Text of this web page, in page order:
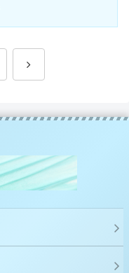
次